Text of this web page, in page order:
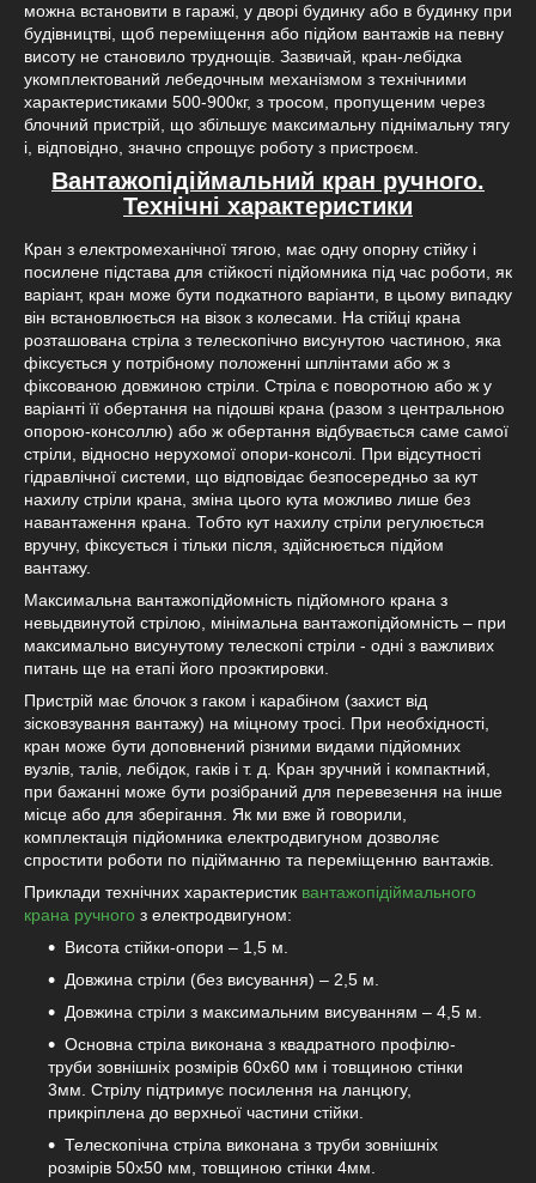
можна встановити в гаражі, у дворі будинку або в будинку при
будівництві, щоб переміщення або підйом вантажів на певну
висоту не становило труднощів. Зазвичай, кран-лебідка
укомплектований лебедочным механізмом з технічними
характеристиками 500-900кг, з тросом, пропущеним через
блочний пристрій, що збільшує максимальну піднімальну тягу
і, відповідно, значно спрощує роботу з пристроєм.
Вантажопідіймальний кран ручного.
Технічні характеристики
Кран з електромеханічної тягою, має одну опорну стійку і
посилене підстава для стійкості підйомника під час роботи, як
варіант, кран може бути подкатного варіанти, в цьому випадку
він встановлюється на візок з колесами. На стійці крана
розташована стріла з телескопічно висунутою частиною, яка
фіксується у потрібному положенні шплінтами або ж з
фіксованою довжиною стріли. Стріла є поворотною або ж у
варіанті її обертання на підошві крана (разом з центральною
опорою-консоллю) або ж обертання відбувається саме самої
стріли, відносно нерухомої опори-консолі. При відсутності
гідравлічної системи, що відповідає безпосередньо за кут
нахилу стріли крана, зміна цього кута можливо лише без
навантаження крана. Тобто кут нахилу стріли регулюється
вручну, фіксується і тільки після, здійснюється підйом
вантажу.
Максимальна вантажопідйомність підйомного крана з
невыдвинутой стрілою, мінімальна вантажопідйомність – при
максимально висунутому телескопі стріли - одні з важливих
питань ще на етапі його проэктировки.
Пристрій має блочок з гаком і карабіном (захист від
зісковзування вантажу) на міцному тросі. При необхідності,
кран може бути доповнений різними видами підйомних
вузлів, талів, лебідок, гаків і т. д. Кран зручний і компактний,
при бажанні може бути розібраний для перевезення на інше
місце або для зберігання. Як ми вже й говорили,
комплектація підйомника електродвигуном дозволяє
спростити роботи по підійманню та переміщенню вантажів.
Приклади технічних характеристик вантажопідіймального
крана ручного з електродвигуном:
Висота стійки-опори – 1,5 м.
Довжина стріли (без висування) – 2,5 м.
Довжина стріли з максимальним висуванням – 4,5 м.
Основна стріла виконана з квадратного профілю-
труби зовнішніх розмірів 60х60 мм і товщиною стінки
3мм. Стрілу підтримує посилення на ланцюгу,
прикріплена до верхньої частини стійки.
Телескопічна стріла виконана з труби зовнішніх
розмірів 50х50 мм, товщиною стінки 4мм.